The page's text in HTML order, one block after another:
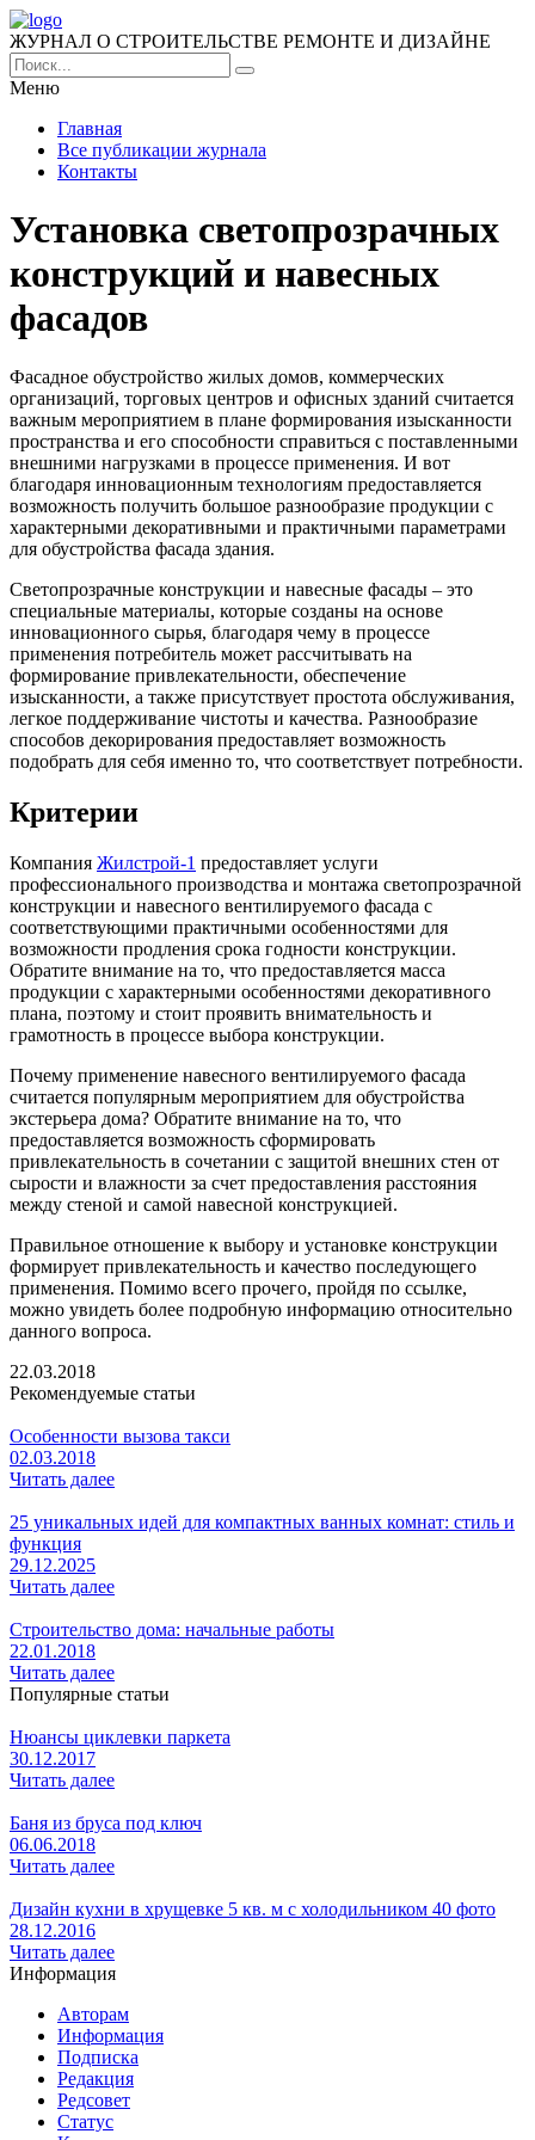
ЖУРНАЛ О СТРОИТЕЛЬСТВЕ РЕМОНТЕ И ДИЗАЙНЕ
Меню
Главная
Все публикации журнала
Контакты
Установка светопрозрачных
конструкций и навесных
фасадов
Фасадное обустройство жилых домов, коммерческих
организаций, торговых центров и офисных зданий считается
важным мероприятием в плане формирования изысканности
пространства и его способности справиться с поставленными
внешними нагрузками в процессе применения. И вот
благодаря инновационным технологиям предоставляется
возможность получить большое разнообразие продукции с
характерными декоративными и практичными параметрами
для обустройства фасада здания.
Светопрозрачные конструкции и навесные фасады – это
специальные материалы, которые созданы на основе
инновационного сырья, благодаря чему в процессе
применения потребитель может рассчитывать на
формирование привлекательности, обеспечение
изысканности, а также присутствует простота обслуживания,
легкое поддерживание чистоты и качества. Разнообразие
способов декорирования предоставляет возможность
подобрать для себя именно то, что соответствует потребности.
Критерии
Компания Жилстрой-1 предоставляет услуги
профессионального производства и монтажа светопрозрачной
конструкции и навесного вентилируемого фасада с
соответствующими практичными особенностями для
возможности продления срока годности конструкции.
Обратите внимание на то, что предоставляется масса
продукции с характерными особенностями декоративного
плана, поэтому и стоит проявить внимательность и
грамотность в процессе выбора конструкции.
Почему применение навесного вентилируемого фасада
считается популярным мероприятием для обустройства
экстерьера дома? Обратите внимание на то, что
предоставляется возможность сформировать
привлекательность в сочетании с защитой внешних стен от
сырости и влажности за счет предоставления расстояния
между стеной и самой навесной конструкцией.
Правильное отношение к выбору и установке конструкции
формирует привлекательность и качество последующего
применения. Помимо всего прочего, пройдя по ссылке,
можно увидеть более подробную информацию относительно
данного вопроса.
22.03.2018
Рекомендуемые статьи
Особенности вызова такси
02.03.2018
Читать далее
25 уникальных идей для компактных ванных комнат: стиль и
функция
29.12.2025
Читать далее
Строительство дома: начальные работы
22.01.2018
Читать далее
Популярные статьи
Нюансы циклевки паркета
30.12.2017
Читать далее
Баня из бруса под ключ
06.06.2018
Читать далее
Дизайн кухни в хрущевке 5 кв. м с холодильником 40 фото
28.12.2016
Читать далее
Информация
Авторам
Информация
Подписка
Редакция
Редсовет
Статус